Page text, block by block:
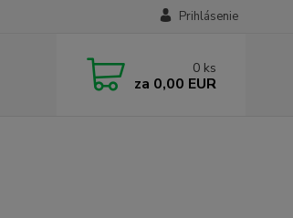
Prihlásenie
0 ks
za 0,00 EUR